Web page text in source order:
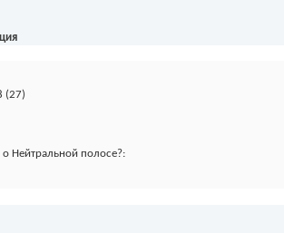
(27)
Нейтральной полосе?: